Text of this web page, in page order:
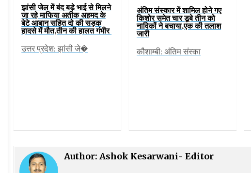
झांसी जेल में बंद बड़े भाई से मिलने
जा रहे माफिया अतीक अहमद के
बेटे आबान सहित दो की सड़क
हादसे में मौत,तीन की हालत गंभीर
उत्तर प्रदेश: झांसी जे�
अंतिम संस्कार में शामिल होने गए
किशोर समेत चार डूबे तीन को
नाविकों ने बचाया,एक की तलाश
जारी
कौशाम्बी: अंतिम संस्का
Author:Ashok Kesarwani- Editor